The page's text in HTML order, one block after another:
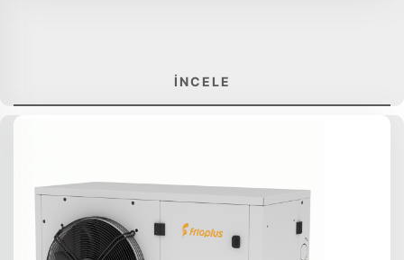
İNCELE